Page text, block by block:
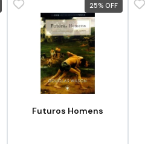
25%
Futuros Homens